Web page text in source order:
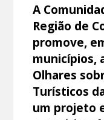
A
Região de
promove,
municípios,
Olhares
Turísticos
um projeto